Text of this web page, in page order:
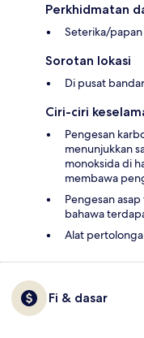
Perkhidmatan
Seterika/
Sorotan lokasi
Di pusat
Ciri-ciri
Pengesan
menunjukkan
monoksida di
membawa
Pengesan
bahawa
Alat
Fi & dasar